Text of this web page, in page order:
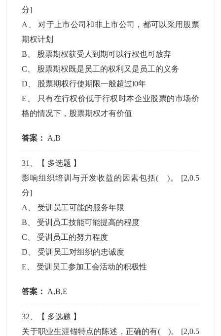
分]
A
对于上市公司和非上市公司，都可以采用股票
期权计划
B
股票期权获受人到期可以行权也可放弃
C
股票期权既是员工的权利又是员工的义务
D
股票期权行使期限一般超过l0年
E
只有在行权价低于行权时本企业股票的市场价
格的情况下，股票期权才有价值
答案： A,B
31 、【 多选题 】
影响组织培训与开发收益的因素包括( )。 [2,0.5
分]
A
受训员工可能的服务年限
B
受训员工技能可能提高的程度
C
受训员工的努力程度
D
受训员工对组织的忠诚度
E
受训员工参加工会活动的积极性
答案： A,B,E
32 、【 多选题 】
关于职业生涯锚特点的陈述，正确的有( )。 [2,0.5